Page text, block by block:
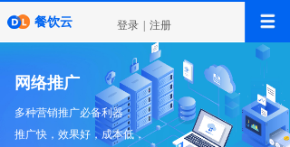
餐饮云 登录 注册
网络推广
多种营销推广必备利器，
推广快，效果好，成本低，